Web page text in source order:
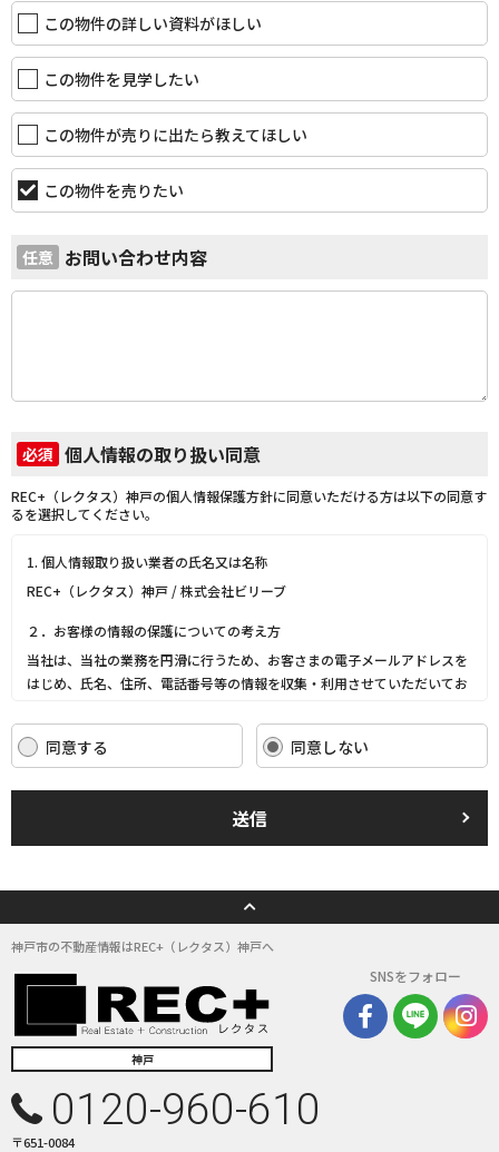
この物件の詳しい資料がほしい
この物件を見学したい
この物件が売りに出たら教えてほしい
この物件を売りたい
任意 お問い合わせ内容
必須 個人情報の取り扱い同意
REC+（レクタス）神戸の個人情報保護方針に同意いただける方は以下の同意す
るを選択してください。
1. 個人情報取り扱い業者の氏名又は名称
REC+（レクタス）神戸 / 株式会社ビリーブ
２．お客様の情報の保護についての考え方
当社は、当社の業務を円滑に行うため、お客さまの電子メールアドレスを
はじめ、氏名、住所、電話番号等の情報を収集・利用させていただいてお
当社は、これらのお客さまの個人情報（以下「お客さま情報」といいま
す。）の適正な保護を重大な責務と認識し、この責務を果たすために、次
法令を遵守し、適切に取り扱います。また、適宜取扱いの改善に努めま
す。
ます。また、取引先等に対しても適切にお客さま情報を取り扱うように要
(3) お客さま情報の収集に際しては、利用目的を特定して通知または公表
(4) お客さま情報の漏洩、紛失、改ざん等を防止するために必要な 対策を
講じて適切な管理を行います。
(5) 保有するお客さま情報について、お客さま本人からの開示、訂正、削
除、利用停止の依頼を所定の窓口でお受けして、誠意をもって対応いたし
具体的には、以下の内容に従ってお客さま情報の取り扱いをいたします。
３．お客様の情報の利用目的
同意する 同意しない
送信
神戸市の不動産情報はREC+（レクタス）神戸へ
神戸
SNSをフォロー
0120-960-610
〒651-0084